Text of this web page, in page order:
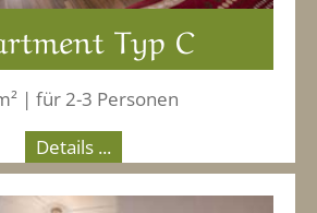
Typ C
| für 2-3 Personen
Details ...